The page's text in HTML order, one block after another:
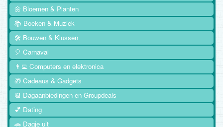
🌼 Bloemen & Planten
📚 Boeken & Muziek
🛠️ Bouwen & Klussen
🎈 Carnaval
👨‍💻 Computers en elektronica
🎁 Cadeaus & Gadgets
📆 Dagaanbiedingen en Groupdeals
💕 Dating
🚗 Dagje uit